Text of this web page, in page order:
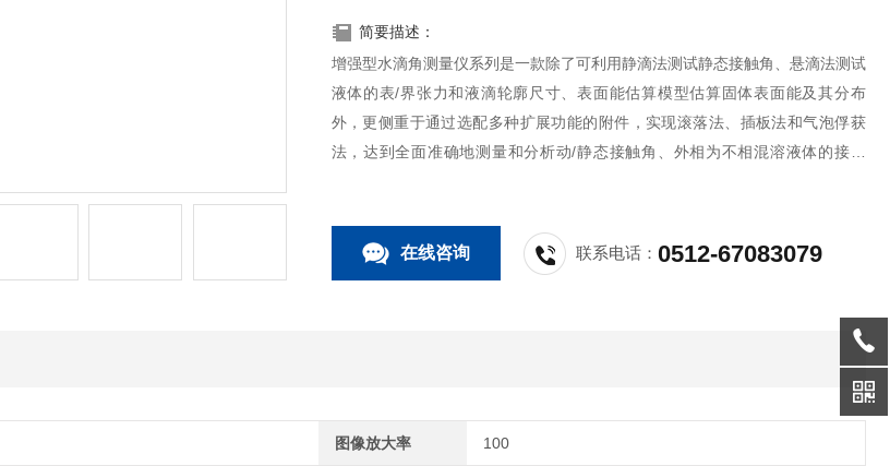
简要描述：
增强型水滴角测量仪系列是一款除了可利用静滴法测试静态接触角、悬滴法测试
液体的表/界张力和液滴轮廓尺寸、表面能估算模型估算固体表面能及其分布
外，更侧重于通过选配多种扩展功能的附件，实现滚落法、插板法和气泡俘获
法，达到全面准确地测量和分析动/静态接触角、外相为不相混溶液体的接触
在线咨询 联系电话：0512-67083079
图像放大率 100